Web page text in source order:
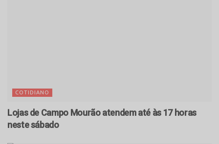
COTIDIANO
Lojas de Campo Mourão atendem até às 17 horas
neste sábado